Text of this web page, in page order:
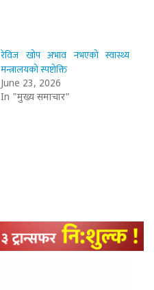
रेविज खोप अभाव नभएको स्वास्थ्य
मन्त्रालयको स्पष्टोक्ति
June 23, 2026
In "मुख्य समाचार"